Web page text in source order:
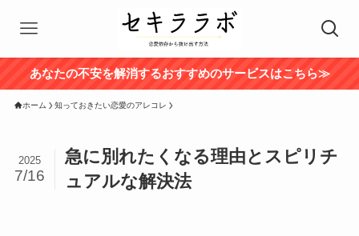
あなたの不安を解消するおすすめのサービスはこちら≫
ホーム 知っておきたい恋愛のアレコレ
急に別れたくなる理由とスピリチ
ュアルな解決法
2025
7/16